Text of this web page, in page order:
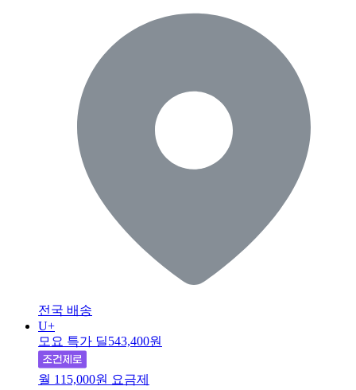
전국 배송
U+
모요 특가 딜543,400원
월 115,000원 요금제